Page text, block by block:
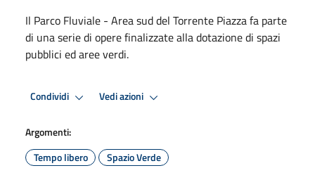
Il Parco Fluviale - Area sud del Torrente Piazza fa parte
di una serie di opere finalizzate alla dotazione di spazi
pubblici ed aree verdi.
Condividi Vedi azioni
Argomenti:
Tempo libero
Spazio Verde